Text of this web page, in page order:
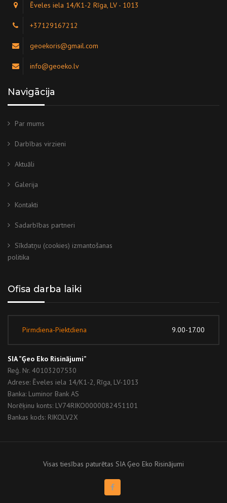
Ēveles iela 14/K1-2 Rīga, LV - 1013
+37129167212
geoekoris@gmail.com
info@geoeko.lv
Navigācija
Par mums
Darbības virzieni
Aktuāli
Galerija
Kontakti
Sadarbības partneri
Sīkdatņu (cookies) izmantošanas
politika
Ofisa darba laiki
Pirmdiena-Piektdiena 9.00-17.00
SIA ”Ģeo Eko Risinājumi”
Reģ. Nr. 40103207530
Adrese: Ēveles iela 14/K1-2, Rīga, LV-1013
Banka: Luminor Bank AS
Norēķinu konts: LV74RIKO0000082451101
Bankas kods: RIKOLV2X
Visas tiesības paturētas SIA Ģeo Eko Risinājumi